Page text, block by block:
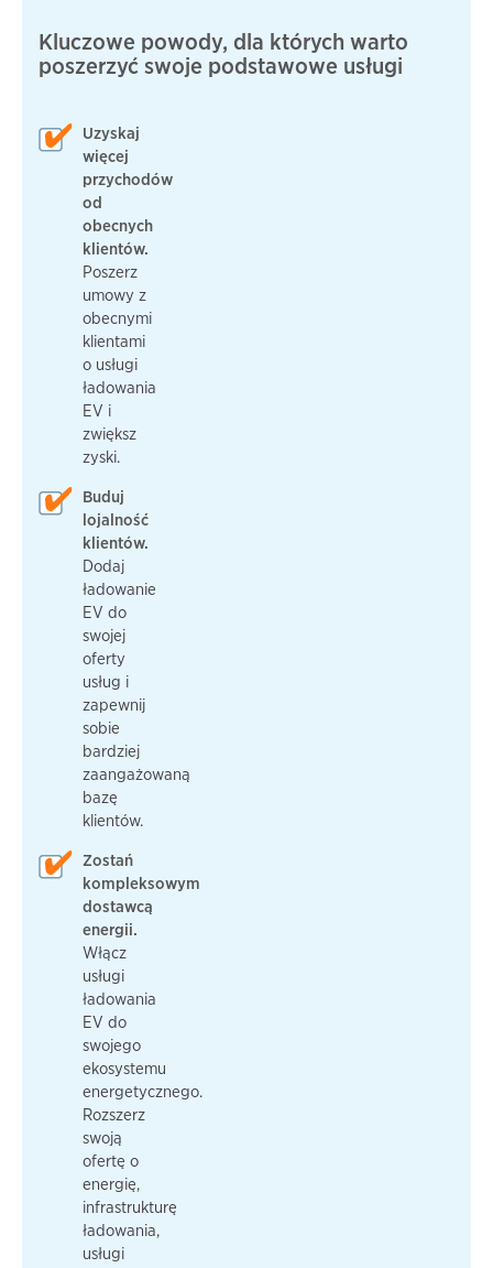
Kluczowe powody, dla których warto
poszerzyć swoje podstawowe usługi
Uzyskaj
więcej
przychodów
od
obecnych
klientów.
Poszerz
umowy z
obecnymi
klientami
o usługi
ładowania
EV i
zwiększ
zyski.
Buduj
lojalność
klientów.
Dodaj
ładowanie
EV do
swojej
oferty
usług i
zapewnij
sobie
bardziej
zaangażowaną
bazę
klientów.
Zostań
kompleksowym
dostawcą
energii.
Włącz
usługi
ładowania
EV do
swojego
ekosystemu
energetycznego.
Rozszerz
swoją
ofertę o
energię,
infrastrukturę
ładowania,
usługi